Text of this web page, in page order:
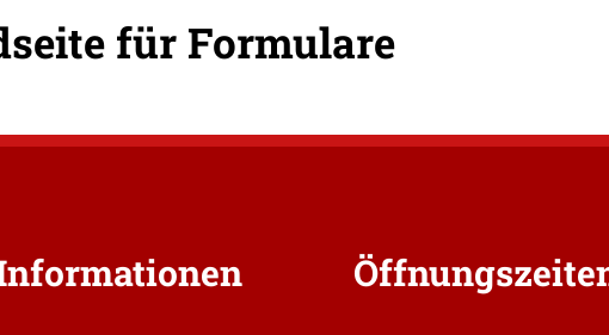
für Formulare